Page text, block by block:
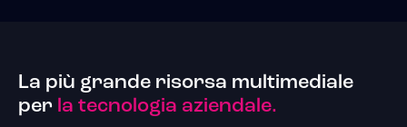
La più grande risorsa multimediale
per la tecnologia aziendale.